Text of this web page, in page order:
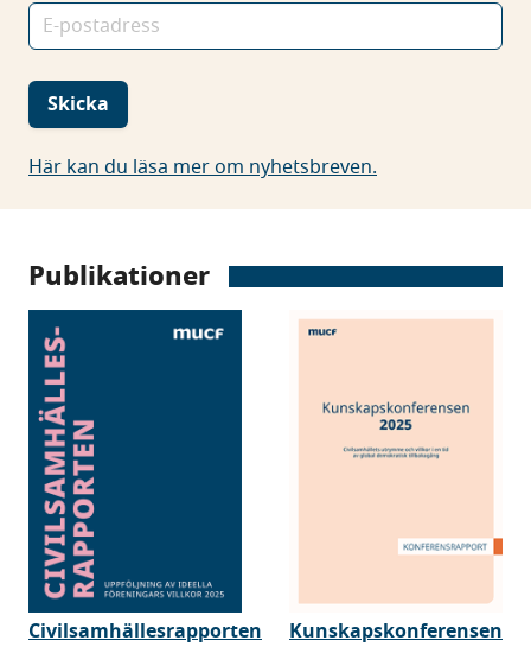
E-
postadress
Skicka
Här kan du läsa mer om nyhetsbreven.
Publikationer
Civilsamhällesrapporten Kunskapskonferensen